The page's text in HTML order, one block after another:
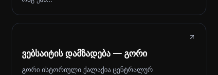
ვებსაიტის დამზადება — გორი
გორი ისტორიული ქალაქია ცენტრალურ